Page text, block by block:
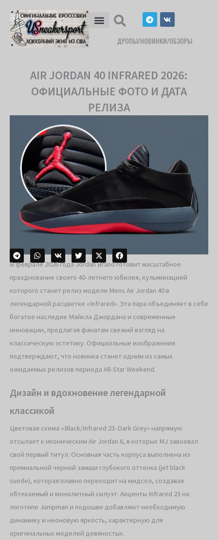
содержимому
T
e
l
e
g
V
k
ДРОПЫ/НОВИНКИ/ОБЗОРЫ
AIR JORDAN 40 INFRARED 2026:
ОФИЦИАЛЬНЫЕ ФОТО И ДАТА
РЕЛИЗА
В феврале 2026 года Jordan Brand готовит масштабное
празднование своего 40-летнего юбилея, кульминацией
которого станет релиз модели Mens Air Jordan 40 в
легендарной расцветке «Infrared». Эта пара объединяет в себе
богатое наследие Майкла Джордана и современные
инновации, предлагая фанатам свежий взгляд на
классическую эстетику. Официальные изображения
подтверждают, что новинка станет одним из самых
ожидаемых релизов периода All-Star Weekend.
Дизайн и вдохновение легендарной
классикой
Цветовая схема «Black/Infrared 23-Dark Grey» напрямую
отсылает к иконическим Air Jordan 6, в которых MJ завоевал
свой первый титул. Основная часть корпуса выполнена из
премиальной черной замши глубокого оттенка (jet black
suede), которая плавно переходит на мидсол, создавая
обтекаемый и монолитный силуэт. Акценты Infrared 23 на
логотипе Jumpman и подошве добавляют необходимую
динамику и неоновую яркость, характерную для
оригинальных моделей девяностых.